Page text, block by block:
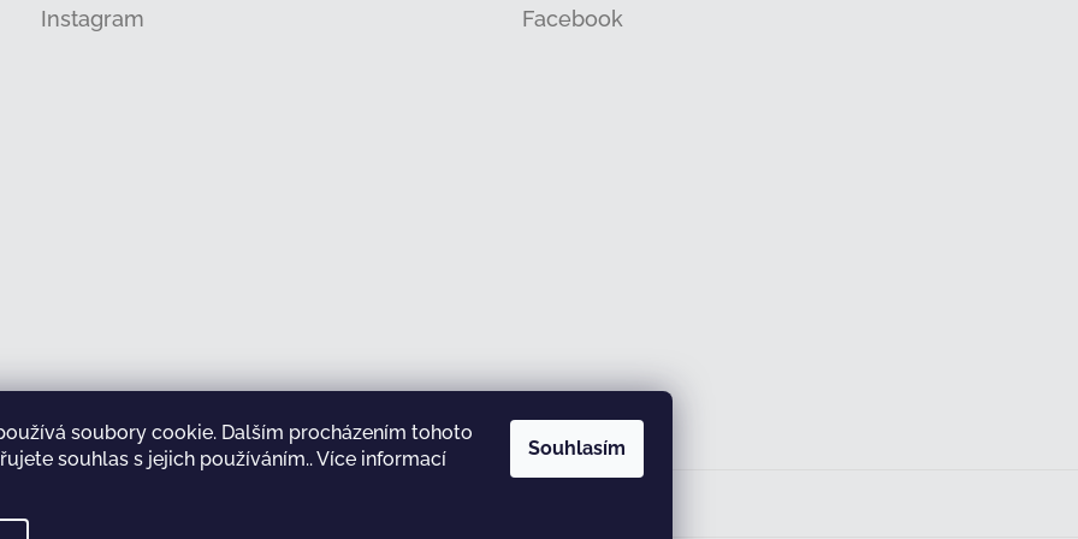
soubory cookie. Dalším procházením tohoto
souhlas s jejich používáním.. Více informací
Souhlasím
Instagram
Sledovat na Instagramu
Facebook